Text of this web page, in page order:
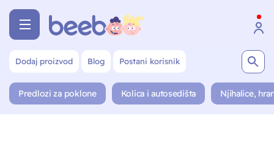
Dodaj proizvod Blog Postani korisnik
Predlozi za poklone Kolica i autosedišta Njihalice,